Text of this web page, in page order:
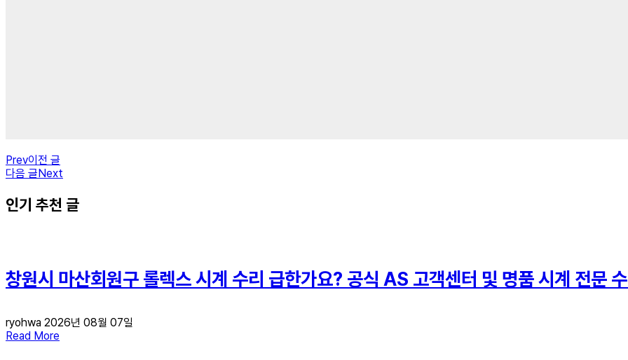
Prev이전 글
다음 글 Next
인기 추천 글
창원시 마산회원구 롤렉스 시계 수리 급한가요? 공식 AS 고객센터 및 명품 시계 전문
ryohwa 2026년 08월 07일
Read More